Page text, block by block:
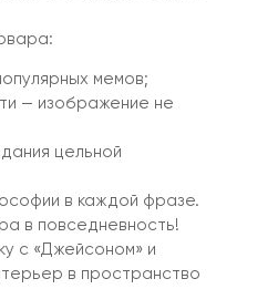
мемов;
— изображение не
цельной
в каждой фразе.
в повседневность!
с «Джейсоном» и
в пространство